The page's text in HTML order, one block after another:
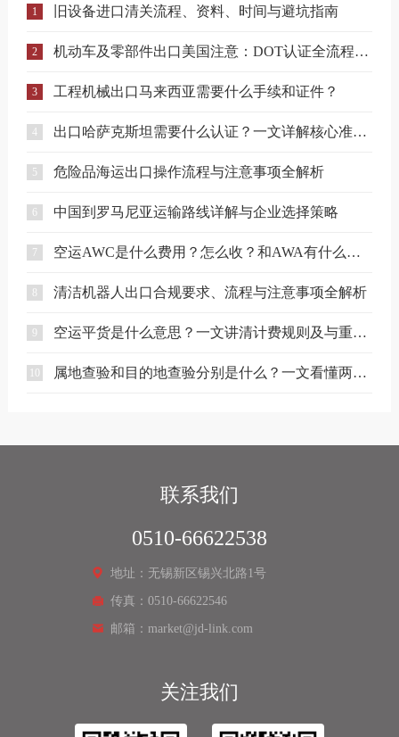
1 旧设备进口清关流程、资料、时间与避坑指南
2 机动车及零部件出口美国注意：DOT认证全流程与合规要点详解
3 工程机械出口马来西亚需要什么手续和证件？
4 出口哈萨克斯坦需要什么认证？一文详解核心准入要求
5 危险品海运出口操作流程与注意事项全解析
6 中国到罗马尼亚运输路线详解与企业选择策略
7 空运AWC是什么费用？怎么收？和AWA有什么区别？
8 清洁机器人出口合规要求、流程与注意事项全解析
9 空运平货是什么意思？一文讲清计费规则及与重货、泡货的区别
10 属地查验和目的地查验分别是什么？一文看懂两者区别
联系我们
0510-66622538
地址：无锡新区锡兴北路1号
传真：0510-66622546
邮箱：market@jd-link.com
关注我们